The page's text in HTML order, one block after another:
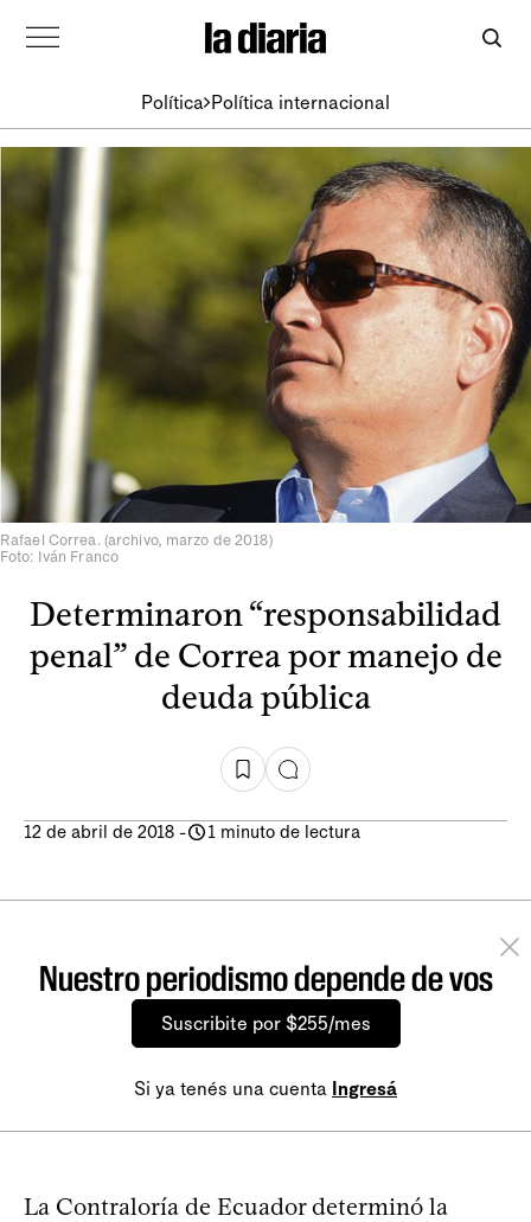
Política Política internacional
Rafael Correa. (archivo, marzo de 2018)
Foto: Iván Franco
Determinaron “responsabilidad
penal” de Correa por manejo de
deuda pública
12 de abril de 2018 - 1 minuto de lectura
Nuestro periodismo depende de vos
Suscribite por $255/mes
Si ya tenés una cuenta Ingresá
La Contraloría de Ecuador determinó la